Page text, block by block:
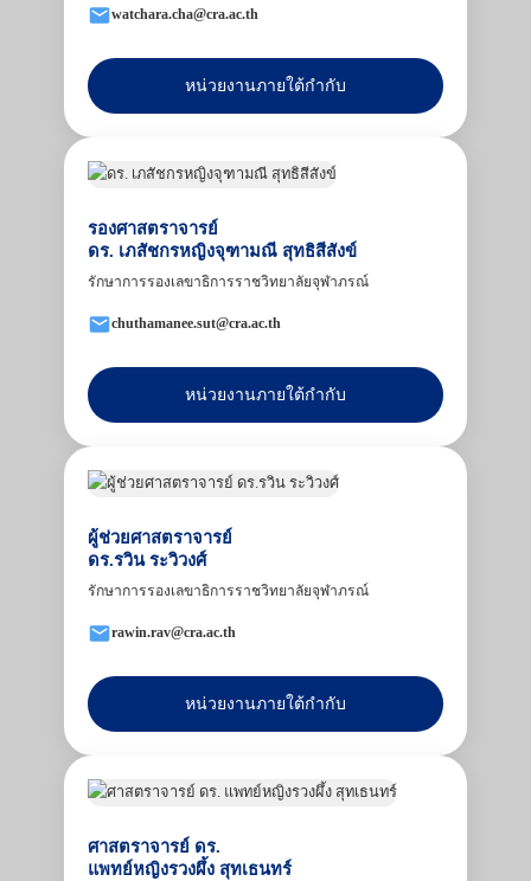
watchara.cha@cra.ac.th
หน่วยงานภายใต้กำกับ
รองศาสตราจารย์
ดร. เภสัชกรหญิงจุฑามณี สุทธิสีสังข์
รักษาการรองเลขาธิการราชวิทยาลัยจุฬาภรณ์
chuthamanee.sut@cra.ac.th
หน่วยงานภายใต้กำกับ
ผู้ช่วยศาสตราจารย์
ดร.รวิน ระวิวงศ์
รักษาการรองเลขาธิการราชวิทยาลัยจุฬาภรณ์
rawin.rav@cra.ac.th
หน่วยงานภายใต้กำกับ
ศาสตราจารย์ ดร.
แพทย์หญิงรวงผึ้ง สุทเธนทร์